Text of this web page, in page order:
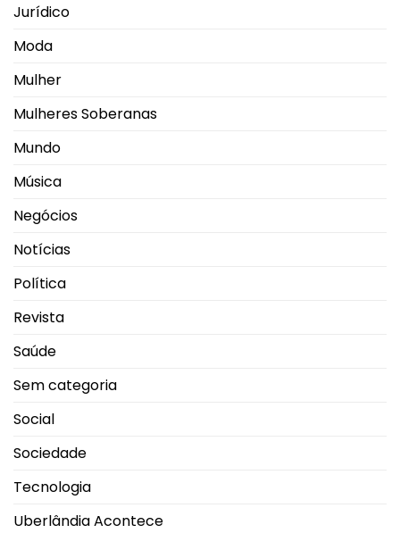
Jurídico
Moda
Mulher
Mulheres Soberanas
Mundo
Música
Negócios
Notícias
Política
Revista
Saúde
Sem categoria
Social
Sociedade
Tecnologia
Uberlândia Acontece